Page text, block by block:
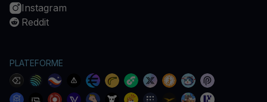
Instagram
Reddit
PLATEFORME